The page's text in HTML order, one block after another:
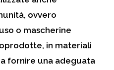
ovvero
o mascherine
in materiali
fornire una adeguata